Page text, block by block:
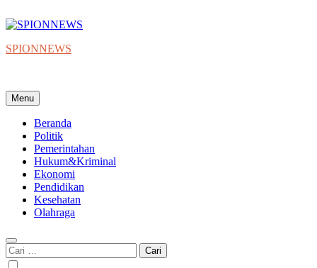
to
SPIONNEWS
Menu
Beranda
Politik
Pemerintahan
Hukum&Kriminal
Ekonomi
Pendidikan
Kesehatan
Olahraga
Cari
untuk: